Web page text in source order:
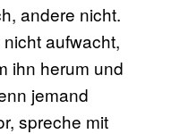
andere nicht.
aufwacht,
ihn herum und
jemand
spreche mit